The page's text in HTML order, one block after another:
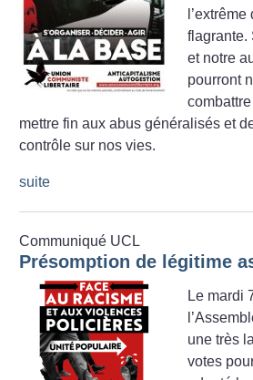
flagrante.
et notre
pourront
mettre fin aux abus généralisés et
contrôle sur nos vies.
suite
Communiqué UCL
Présomption de légitime
Le mardi
une très
votes